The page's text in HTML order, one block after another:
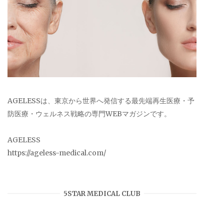
AGELESSは、東京から世界へ発信する最先端再生医療・予
防医療・ウェルネス戦略の専門WEBマガジンです。
AGELESS
https://ageless-medical.com/
5STAR MEDICAL CLUB